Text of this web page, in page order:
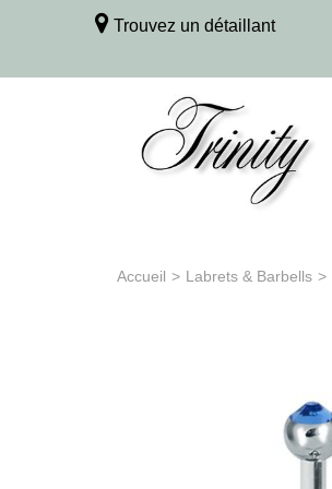
Trouvez un détaillant
Accueil > Labrets & Barbells >